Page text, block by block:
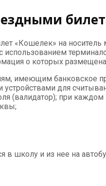
«Кошелек» на
о которых
имеющим
для
(валидатор); при
в школу и из нее на